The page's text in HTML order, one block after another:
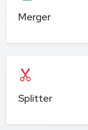
Merger
Splitter